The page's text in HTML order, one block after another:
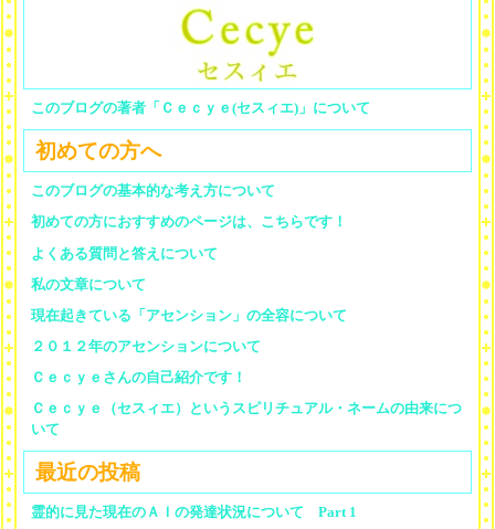
このブログの著者「Ｃｅｃｙｅ(セスィエ)」について
初めての方へ
このブログの基本的な考え方について
初めての方におすすめのページは、こちらです！
よくある質問と答えについて
私の文章について
現在起きている「アセンション」の全容について
２０１２年のアセンションについて
Ｃｅｃｙｅさんの自己紹介です！
Ｃｅｃｙｅ（セスィエ）というスピリチュアル・ネームの由来につ
いて
最近の投稿
霊的に見た現在のＡＩの発達状況について Part 1